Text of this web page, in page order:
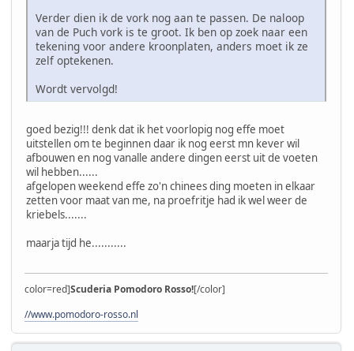
Verder dien ik de vork nog aan te passen. De naloop
van de Puch vork is te groot. Ik ben op zoek naar een
tekening voor andere kroonplaten, anders moet ik ze
zelf optekenen.
Wordt vervolgd!
goed bezig!!! denk dat ik het voorlopig nog effe moet
uitstellen om te beginnen daar ik nog eerst mn kever wil
afbouwen en nog vanalle andere dingen eerst uit de voeten
wil hebben......
afgelopen weekend effe zo'n chinees ding moeten in elkaar
zetten voor maat van me, na proefritje had ik wel weer de
kriebels.......
maarja tijd he...........
color=red]Scuderia Pomodoro Rosso![/color]
//www.pomodoro-rosso.nl